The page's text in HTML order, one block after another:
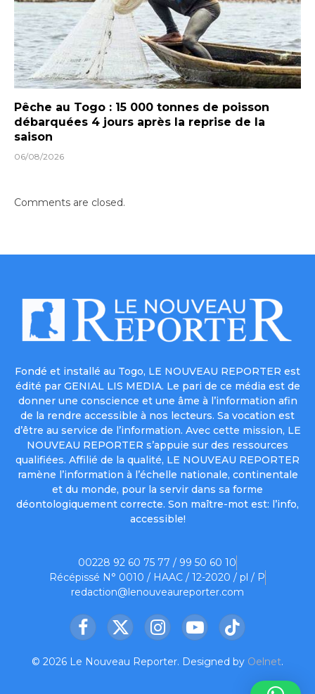
Pêche au Togo : 15 000 tonnes de poisson
débarquées 4 jours après la reprise de la
saison
06/08/2026
Comments are closed.
Fondé et installé au Togo, LE NOUVEAU REPORTER est
édité par GENIAL LIS MEDIA. Le pari de ce média est de
donner une conscience et une âme à l’information afin
de la rendre accessible à nos lecteurs. Sa vocation est
d’être au service de l’information. Avec cette mission, LE
NOUVEAU REPORTER s’appuie sur des ressources
qualifiées. Affilié de la qualité, LE NOUVEAU REPORTER
ramène l’information à l’échelle nationale, continentale
et du monde, pour la servir dans sa forme
déontologiquement correcte. Son maître-mot est: l’info,
accessible!
00228 92 60 75 77 / 99 50 60 10
Récépissé N° 0010 / HAAC / 12-2020 / pl / P
redaction@lenouveaureporter.com
Facebook
X
InstagramYouTubeTikTok
© 2026 Le Nouveau Reporter. Designed by Oelnet.